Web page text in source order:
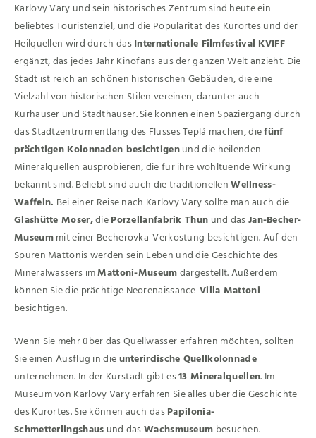
Karlovy Vary und sein historisches Zentrum sind heute ein
beliebtes Touristenziel, und die Popularität des Kurortes und der
Heilquellen wird durch dasInternationale Filmfestival KVIFF
ergänzt, das jedes Jahr Kinofans aus der ganzen Welt anzieht. Die
Stadt ist reich an schönen historischen Gebäuden, die eine
Vielzahl von historischen Stilen vereinen, darunter auch
Kurhäuser und Stadthäuser. Sie können einen Spaziergang durch
das Stadtzentrum entlang des Flusses Teplá machen, diefünf
prächtigen Kolonnaden besichtigenund die heilenden
Mineralquellen ausprobieren, die für ihre wohltuende Wirkung
bekannt sind. Beliebt sind auch die traditionellenWellness-
Waffeln. Bei einer Reise nach Karlovy Vary sollte man auch die
Glashütte Moser,diePorzellanfabrik Thun und dasJan-Becher-
Museummit einer Becherovka-Verkostung besichtigen. Auf den
Spuren Mattonis werden sein Leben und die Geschichte des
Mineralwassers imMattoni-Museumdargestellt. Außerdem
können Sie die prächtige Neorenaissance-Villa Mattoni
besichtigen.
Wenn Sie mehr über das Quellwasser erfahren möchten, sollten
Sie einen Ausflug in dieunterirdische Quellkolonnade
unternehmen. In der Kurstadt gibt es13 Mineralquellen. Im
Museum von Karlovy Vary erfahren Sie alles über die Geschichte
des Kurortes. Sie können auch dasPapilonia-
Schmetterlingshaus und dasWachsmuseum besuchen.